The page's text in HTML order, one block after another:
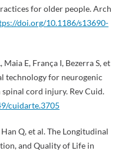
for older people. Arch
doi.org/10.1186/s13690-
E, França I, Bezerra S, et
technology for neurogenic
cord injury. Rev Cuid.
cuidarte.3705
Q, et al. The Longitudinal
and Quality of Life in